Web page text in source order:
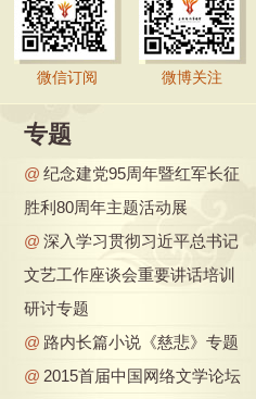
微信订阅 微博关注
专题
@ 纪念建党95周年暨红军长征
胜利80周年主题活动展
@ 深入学习贯彻习近平总书记
文艺工作座谈会重要讲话培训
研讨专题
@ 路内长篇小说《慈悲》专题
@ 2015首届中国网络文学论坛